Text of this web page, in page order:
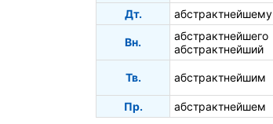
Дт.
абстрактнейшему
Вн.
абстрактнейшего
абстрактнейший
Тв. абстрактнейшим
Пр. абстрактнейшем